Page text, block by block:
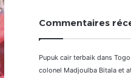
Commentaires
Pupuk cair terbaik dans
colonel Madjoulba Bitala et